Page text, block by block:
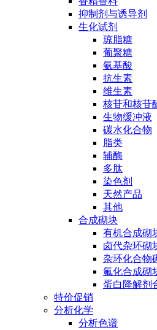
抑制剂与诱导剂
生化试剂
琼脂糖
葡聚糖
氨基酸
抗生素
维生素
核苷和核苷
生物缓冲液
碳水化合物
脂类
辅酶
多肽
染色剂
天然产品
其他
合成砌块
有机合成砌
卤代杂环砌
杂环化合物
氟化合成砌
蛋白降解剂
特价促销
分析化学
分析色谱